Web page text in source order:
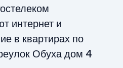
интернет и
в квартирах по
Обуха дом 4